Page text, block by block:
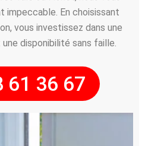
impeccable. En choisissant
vous investissez dans une
disponibilité sans faille.
61 36 67